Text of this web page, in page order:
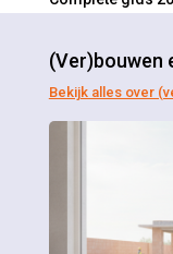
(Ver)bouwen
Bekijk alles over